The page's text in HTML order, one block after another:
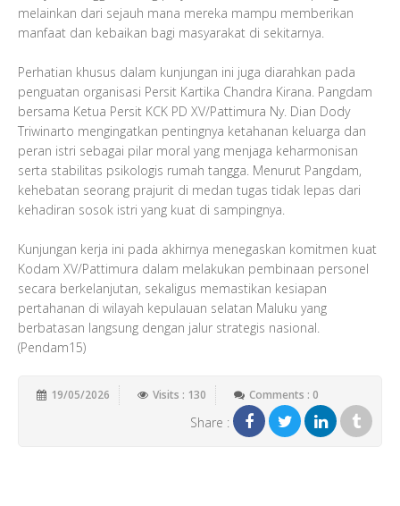
melainkan dari sejauh mana mereka mampu memberikan
manfaat dan kebaikan bagi masyarakat di sekitarnya.
Perhatian khusus dalam kunjungan ini juga diarahkan pada
penguatan organisasi Persit Kartika Chandra Kirana. Pangdam
bersama Ketua Persit KCK PD XV/Pattimura Ny. Dian Dody
Triwinarto mengingatkan pentingnya ketahanan keluarga dan
peran istri sebagai pilar moral yang menjaga keharmonisan
serta stabilitas psikologis rumah tangga. Menurut Pangdam,
kehebatan seorang prajurit di medan tugas tidak lepas dari
kehadiran sosok istri yang kuat di sampingnya.
Kunjungan kerja ini pada akhirnya menegaskan komitmen kuat
Kodam XV/Pattimura dalam melakukan pembinaan personel
secara berkelanjutan, sekaligus memastikan kesiapan
pertahanan di wilayah kepulauan selatan Maluku yang
berbatasan langsung dengan jalur strategis nasional.
(Pendam15)
19/05/2026 Visits : 130 Comments : 0
Share :